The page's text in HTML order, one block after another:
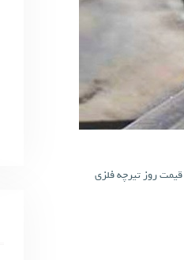
قیمت روز تیرچه فلزی